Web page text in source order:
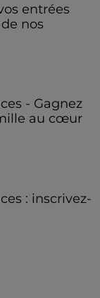
entrées
nos
- Gagnez
au cœur
: inscrivez-